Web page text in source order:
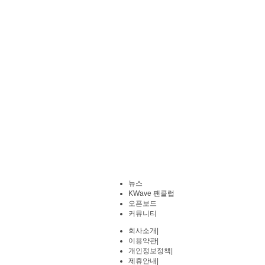
뉴스
KWave 팬클럽
오픈보드
커뮤니티
회사소개
이용약관
개인정보정책
제휴안내